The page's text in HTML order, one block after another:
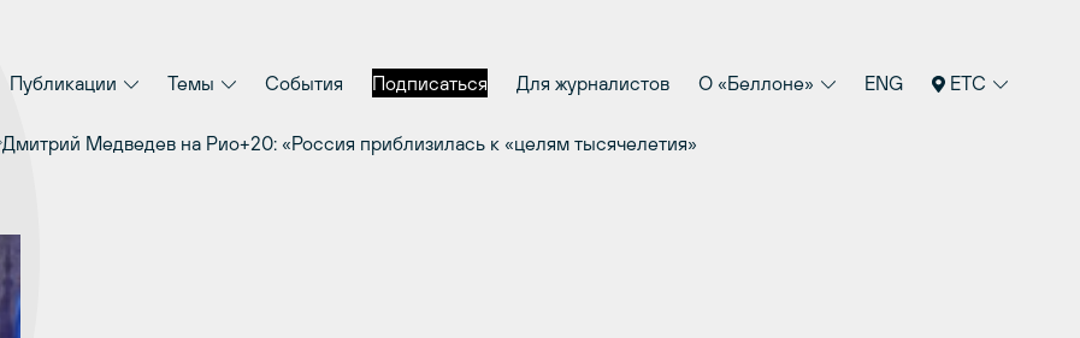
Публикации Темы События Подписаться Для журналистов О «Беллоне» ENG ETC
Дмитрий Медведев на Рио+20: «Россия приблизилась к «целям тысячелетия»